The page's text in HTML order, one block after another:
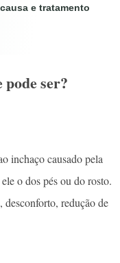
e tratamento
pode ser?
inchaço causado pela
o dos pés ou do rosto.
desconforto, redução de